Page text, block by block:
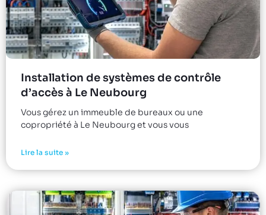
Installation de systèmes de contrôle
d’accès à Le Neubourg
Vous gérez un immeuble de bureaux ou une
copropriété à Le Neubourg et vous vous
Lire la suite »